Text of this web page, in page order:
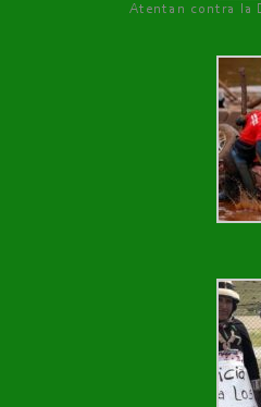
Atentan contra la